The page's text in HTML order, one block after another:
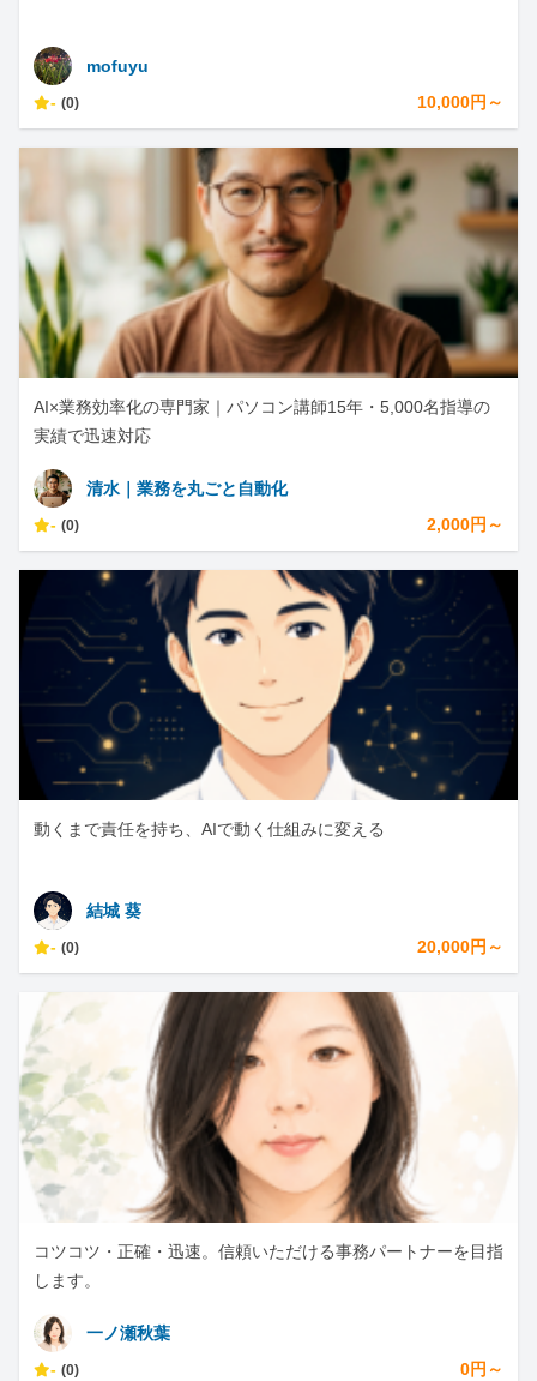
mofuyu
- (0) 10,000円～
AI×業務効率化の専門家｜パソコン講師15年・5,000名指導の
実績で迅速対応
清水｜業務を丸ごと自動化
- (0) 2,000円～
動くまで責任を持ち、AIで動く仕組みに変える
結城 葵
- (0) 20,000円～
コツコツ・正確・迅速。信頼いただける事務パートナーを目指
します。
一ノ瀬秋葉
- (0) 0円～